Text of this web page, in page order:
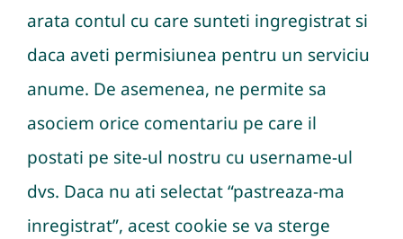
arata contul cu care sunteti ingregistrat si
daca aveti permisiunea pentru un serviciu
anume. De asemenea, ne permite sa
asociem orice comentariu pe care il
postati pe site-ul nostru cu username-ul
dvs. Daca nu ati selectat “pastreaza-ma
inregistrat”, acest cookie se va sterge